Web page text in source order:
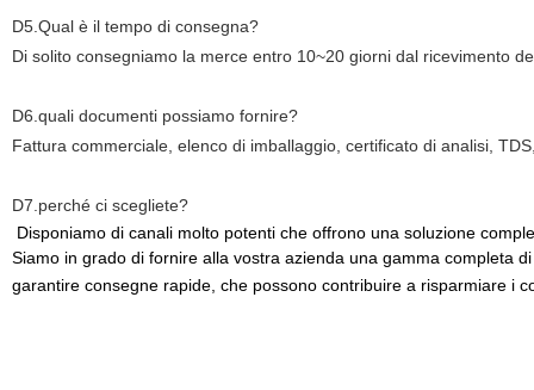
D5.Qual è il tempo di consegna?
Di solito consegniamo la merce entro 10~20 giorni dal ricevimento
D6.quali documenti possiamo fornire?
Fattura commerciale, elenco di imballaggio, certificato di analisi,
D7.perché ci scegliete?
Disponiamo di canali molto potenti che offrono una soluzione
Siamo in grado di fornire alla vostra azienda una gamma completa
garantire consegne rapide, che possono contribuire a risparmiare i